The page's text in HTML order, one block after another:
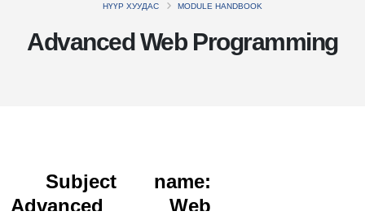
Advanced Web Programming
НҮҮР ХУУДАС MODULE HANDBOOK
Subject name:
Advanced Web